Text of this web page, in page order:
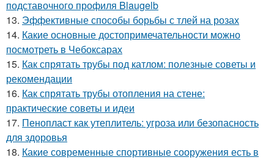
подставочного профиля Blaugelb
13. Эффективные способы борьбы с тлей на розах
14. Какие основные достопримечательности можно
посмотреть в Чебоксарах
15. Как спрятать трубы под катлом: полезные советы и
рекомендации
16. Как спрятать трубы отопления на стене:
практические советы и идеи
17. Пенопласт как утеплитель: угроза или безопасность
для здоровья
18. Какие современные спортивные сооружения есть в